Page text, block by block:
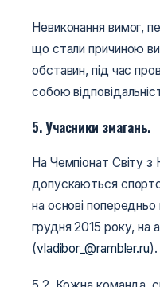
Невиконання вимог,
що стали причиною
обставин, під час
собою
5. Учасники змагань.
На Чемпіонат Світу
допускаються
на основі
грудня 2015 року,
(vladibor_@rambler.ru).